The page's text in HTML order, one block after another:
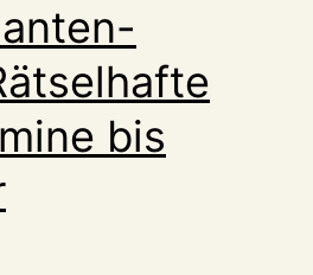
bis